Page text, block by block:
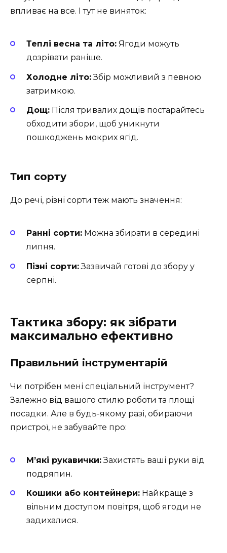
впливає на все. І тут не виняток:
Теплі весна та літо: Ягоди можуть
дозрівати раніше.
Холодне літо:Збір можливий з певною
затримкою.
Дощ: Після тривалих дощів постарайтесь
обходити збори, щоб уникнути
пошкоджень мокрих ягід.
Тип сорту
До речі, різні сорти теж мають значення:
Ранні сорти: Можна збирати в середині
липня.
Пізні сорти:Зазвичай готові до збору у
серпні.
Тактика збору: як зібрати
максимально ефективно
Правильний інструментарій
Чи потрібен мені спеціальний інструмент?
Залежно від вашого стилю роботи та площі
посадки. Але в будь-якому разі, обираючи
пристрої, не забувайте про:
М’які рукавички:Захистять ваші руки від
подряпин.
Кошики або контейнери: Найкраще з
вільним доступом повітря, щоб ягоди не
задихалися.